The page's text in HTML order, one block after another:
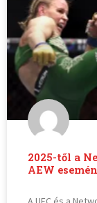
2025-től a
AEW